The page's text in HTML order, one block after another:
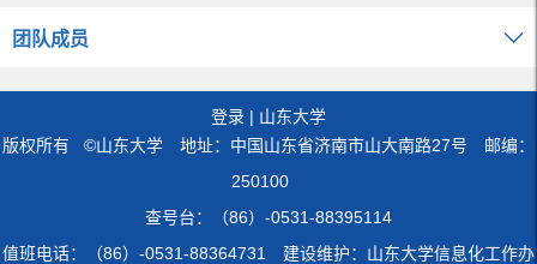
团队成员
登录 | 山东大学
版权所有 ©山东大学 地址：中国山东省济南市山大南路27号 邮编：
250100
查号台：（86）-0531-88395114
值班电话：（86）-0531-88364731 建设维护：山东大学信息化工作办